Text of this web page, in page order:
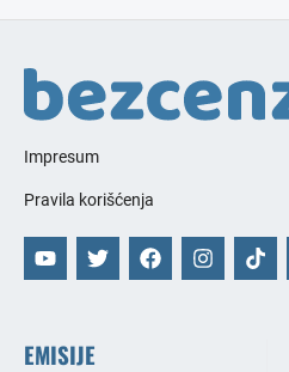
Impresum
Pravila korišćenja
EMISIJE